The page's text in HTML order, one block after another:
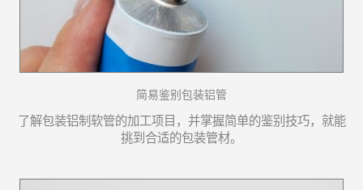
简易鉴别包装铝管
了解包装铝制软管的加工项目，并掌握简单的鉴别技巧，就能
挑到合适的包装管材。